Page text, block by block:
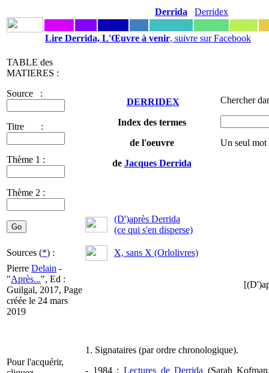
Derrida Derridex
Lire Derrida, L'Œuvre à venir, suivre sur Facebook
TABLE des
MATIERES :
Source :
Titre :
Thème 1 :
Thème 2 :
DERRIDEX
Index des termes
de l'oeuvre
de Jacques Derrida
Chercher
Un seul mot
(D')après Derrida
(ce qui s'en disperse)
Sources (*) :
X, sans X (Orlolivres)
Pierre Delain -
"Après...", Ed :
Guilgal, 2017, Page
créée le 24 mars
2019
1. Signataires (par ordre chronologique).
- 1984 : Lectures de Derrida (Sarah
Pour l'acquérir,